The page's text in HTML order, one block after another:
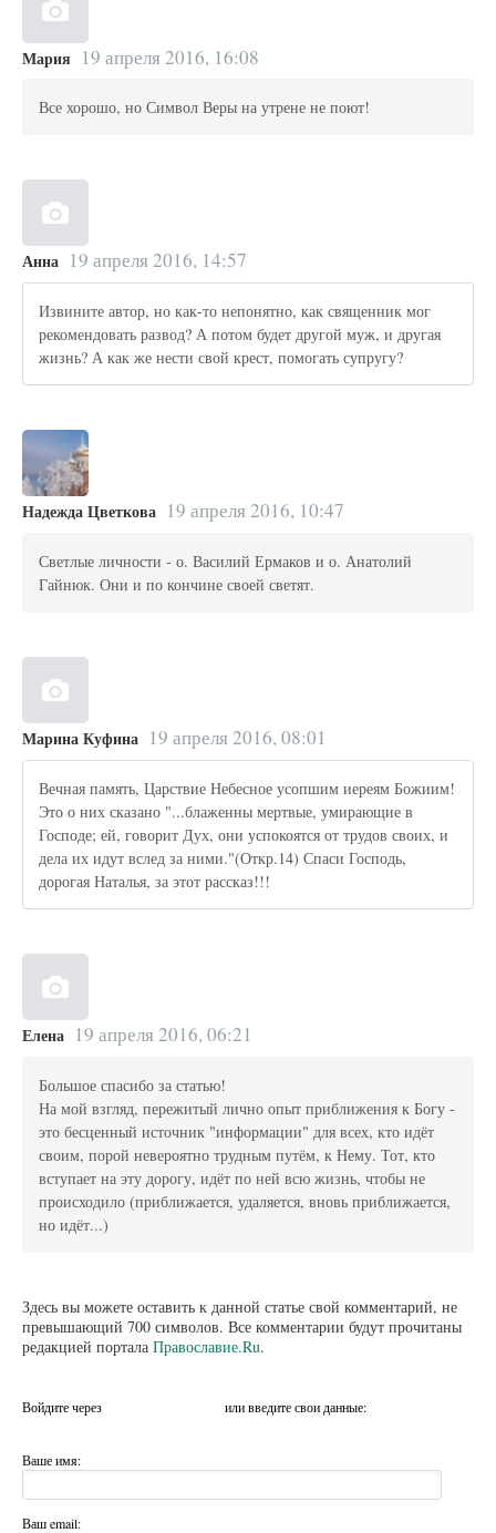
Мария 19 апреля 2016, 16:08
Все хорошо, но Символ Веры на утрене не поют!
Анна 19 апреля 2016, 14:57
Извините автор, но как-то непонятно, как священник мог
рекомендовать развод? А потом будет другой муж, и другая
жизнь? А как же нести свой крест, помогать супругу?
Надежда Цветкова 19 апреля 2016, 10:47
Светлые личности - о. Василий Ермаков и о. Анатолий
Гайнюк. Они и по кончине своей светят.
Марина Куфина 19 апреля 2016, 08:01
Вечная память, Царствие Небесное усопшим иереям Божиим!
Это о них сказано "...блаженны мертвые, умирающие в
Господе; ей, говорит Дух, они успокоятся от трудов своих, и
дела их идут вслед за ними."(Откр.14) Спаси Господь,
дорогая Наталья, за этот рассказ!!!
Елена 19 апреля 2016, 06:21
Большое спасибо за статью!
На мой взгляд, пережитый лично опыт приближения к Богу -
это бесценный источник "информации" для всех, кто идёт
своим, порой невероятно трудным путём, к Нему. Тот, кто
вступает на эту дорогу, идёт по ней всю жизнь, чтобы не
происходило (приближается, удаляется, вновь приближается,
но идёт...)
Здесь вы можете оставить к данной статье свой комментарий, не
превышающий 700 символов. Все комментарии будут прочитаны
редакцией портала Православие.Ru.
Войдите через или введите свои данные:
Ваше имя:
Ваш email: